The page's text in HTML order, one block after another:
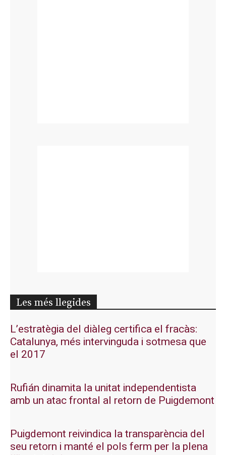
Les més llegides
L’estratègia del diàleg certifica el fracàs:
Catalunya, més intervinguda i sotmesa que
el 2017
Rufián dinamita la unitat independentista
amb un atac frontal al retorn de Puigdemont
Puigdemont reivindica la transparència del
seu retorn i manté el pols ferm per la plena